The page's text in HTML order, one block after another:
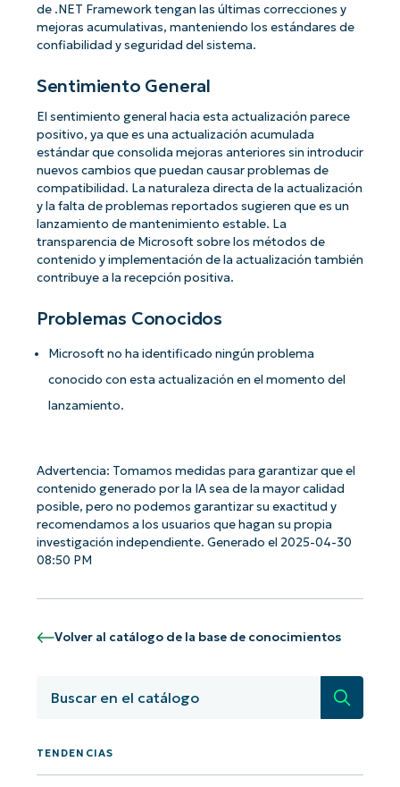
de .NET Framework tengan las últimas correcciones y
mejoras acumulativas, manteniendo los estándares de
confiabilidad y seguridad del sistema.
Sentimiento General
El sentimiento general hacia esta actualización parece
positivo, ya que es una actualización acumulada
estándar que consolida mejoras anteriores sin introducir
nuevos cambios que puedan causar problemas de
compatibilidad. La naturaleza directa de la actualización
y la falta de problemas reportados sugieren que es un
lanzamiento de mantenimiento estable. La
transparencia de Microsoft sobre los métodos de
contenido y implementación de la actualización también
contribuye a la recepción positiva.
Problemas Conocidos
Microsoft no ha identificado ningún problema
conocido con esta actualización en el momento del
lanzamiento.
Advertencia: Tomamos medidas para garantizar que el
contenido generado por la IA sea de la mayor calidad
posible, pero no podemos garantizar su exactitud y
recomendamos a los usuarios que hagan su propia
investigación independiente. Generado el 2025-04-30
08:50 PM
Volver al catálogo de la base de conocimientos
TENDENCIAS
basados en IA de NinjaOne!